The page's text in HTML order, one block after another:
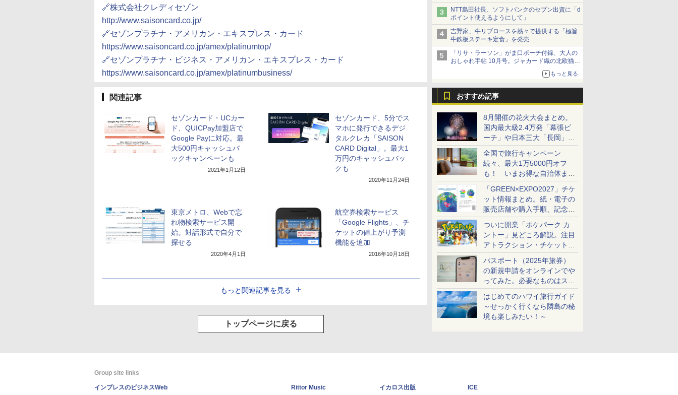
NTT島田社長、ソフトバンクのセブン出資に「d
ポイント使えるようにして」
吉野家、牛リブロースを熱々で提供する「極旨
牛鉄板ステーキ定食」を発売
「リサ・ラーソン」がま口ポーチ付録、大人の
おしゃれ手帖 10月号。ジャカード織の北欧猫デ
もっと見る
おすすめ記事
8月開催の花火大会まとめ。
国内最大級2.4万発「幕張ビ
ーチ」や日本三大「長岡」な
ど大型イベント目白押し！
全国で旅行キャンペーン
続々、最大1万5000円オフ
も！ いまお得な自治体まと
め
「GREEN×EXPO2027」チケ
ット情報まとめ。紙・電子の
販売店舗や購入手順、記念チ
ケットも解説
ついに開業「ポケパーク カ
ントー」見どころ解説。注目
アトラクション・チケット手
配・来場前に必要な準備は？
パスポート（2025年旅券）
の新規申請をオンラインでや
ってみた。必要なものはスマ
ホとマイナカードのみ
はじめてのハワイ旅行ガイド
～せっかく行くなら隣島の秘
境も楽しみたい！～
🔗株式会社クレディセゾン
http://www.saisoncard.co.jp/
🔗セゾンプラチナ・アメリカン・エキスプレス・カード
https://www.saisoncard.co.jp/amex/platinumtop/
🔗セゾンプラチナ・ビジネス・アメリカン・エキスプレス・カード
https://www.saisoncard.co.jp/amex/platinumbusiness/
関連記事
セゾンカード・UCカー
ド、QUICPay加盟店で
Google Payに対応。最
大500円キャッシュバ
ックキャンペーンも
2021年1月12日
セゾンカード、5分でス
マホに発行できるデジ
タルクレカ「SAISON
CARD Digital」。最大1
万円のキャッシュバッ
クも
2020年11月24日
東京メトロ、Webで忘
れ物検索サービス開
始。対話形式で自分で
探せる
2020年4月1日
航空券検索サービス
「Google Flights」、チ
ケットの値上がり予測
機能を追加
2016年10月18日
もっと関連記事を見る
トップページに戻る
Group site links
インプレスのビジネスWeb Rittor Music イカロス出版 ICE